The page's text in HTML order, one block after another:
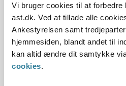
Vi bruger cookies til at forbedre
ast.dk. Ved at tillade alle
Ankestyrelsen samt
hjemmesiden, blandt andet til
kan altid ændre dit samtykke
cookies.
Adoption
Ankestyrelsen har ultimo
de 525 ubesvarede
adoptionssag, som vi overtog fra
november 2024. Her følger en